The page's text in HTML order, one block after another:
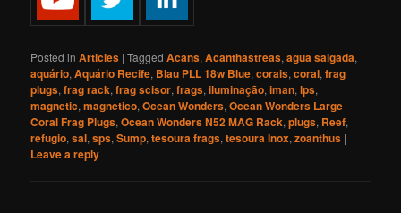
Posted in Articles |Tagged Acans,Acanthastreas,agua salgada,
aquário,Aquário Recife, Blau PLL 18w Blue,corais,coral,frag
plugs,frag rack,frag scisor,frags,iluminação,iman,lps,
magnetic,magnetico,Ocean Wonders,Ocean Wonders Large
Coral Frag Plugs,Ocean Wonders N52 MAG Rack,plugs, Reef,
refugio,sal,sps,Sump,tesoura frags,tesoura Inox,zoanthus |
Leave a reply